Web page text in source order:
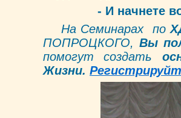
- И начнете
На Семинарах по
ПОПРОЦКОГО, Вы
помогут создать
Жизни.